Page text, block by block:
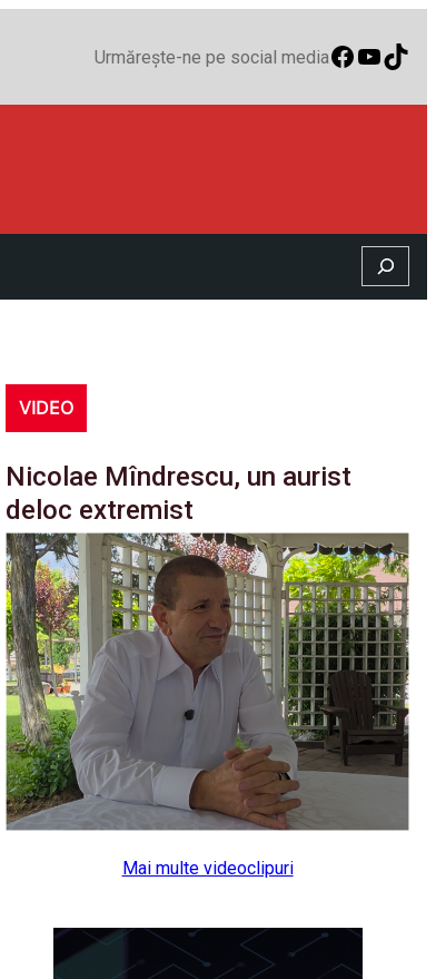
Urmărește-ne pe social media
Search
VIDEO
Nicolae Mîndrescu, un aurist
deloc extremist
Mai multe videoclipuri